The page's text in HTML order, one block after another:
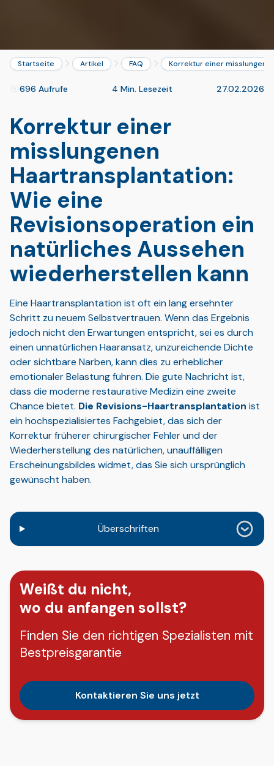
Startseite Artikel FAQ Korrektur einer
696 Aufrufe 4 Min. Lesezeit 27.02.2026
Korrektur einer
misslungenen
Haartransplantation:
Wie eine
Revisionsoperation ein
natürliches Aussehen
wiederherstellen kann
Eine Haartransplantation ist oft ein lang ersehnter
Schritt zu neuem Selbstvertrauen. Wenn das Ergebnis
jedoch nicht den Erwartungen entspricht, sei es durch
einen unnatürlichen Haaransatz, unzureichende Dichte
oder sichtbare Narben, kann dies zu erheblicher
emotionaler Belastung führen. Die gute Nachricht ist,
dass die moderne restaurative Medizin eine zweite
Chance bietet. Die Revisions-Haartransplantation ist
ein hochspezialisiertes Fachgebiet, das sich der
Korrektur früherer chirurgischer Fehler und der
Wiederherstellung des natürlichen, unauffälligen
Erscheinungsbildes widmet, das Sie sich ursprünglich
gewünscht haben.
Überschriften
Weißt du nicht,
wo du anfangen sollst?
Finden Sie den richtigen Spezialisten mit
Bestpreisgarantie
Kontaktieren Sie uns jetzt